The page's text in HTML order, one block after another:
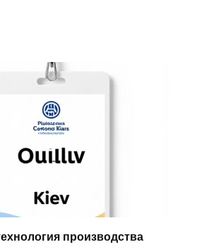
производства